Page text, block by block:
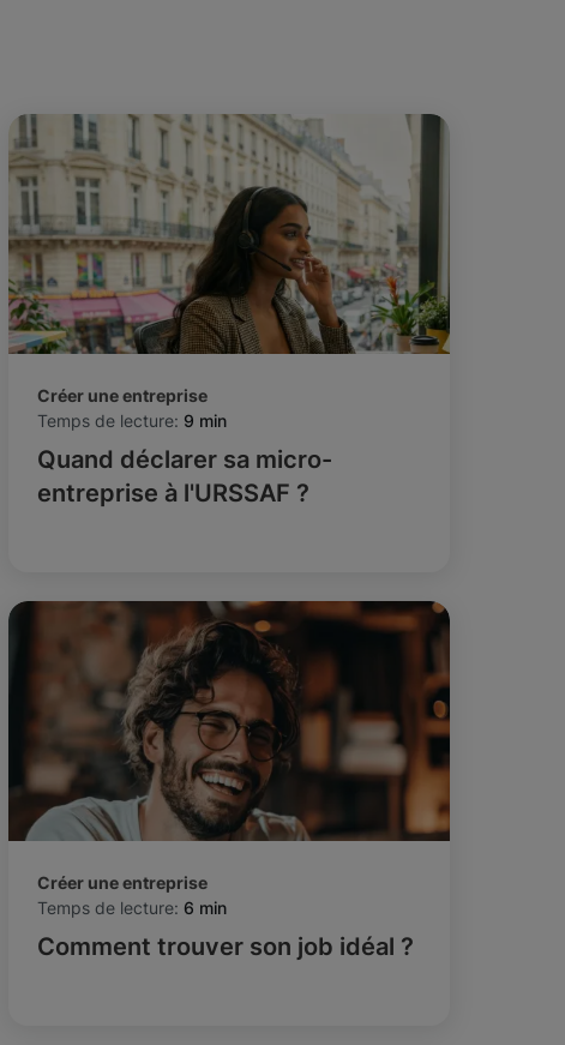
Créer une entreprise
Temps de lecture: 9 min
Quand déclarer sa micro-
entreprise à l'URSSAF ?
Créer une entreprise
Temps de lecture: 6 min
Comment trouver son job idéal ?